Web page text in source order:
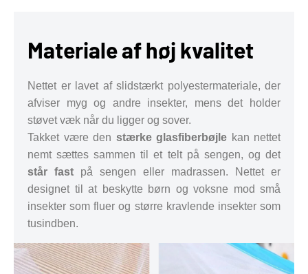
Materiale af høj kvalitet
Nettet er lavet af slidstærkt polyestermateriale, der
afviser myg og andre insekter, mens det holder
støvet væk når du ligger og sover.
Takket være den stærke glasfiberbøjle kan nettet
nemt sættes sammen til et telt på sengen, og det
står fast på sengen eller madrassen. Nettet er
designet til at beskytte børn og voksne mod små
insekter som fluer og større kravlende insekter som
tusindben.